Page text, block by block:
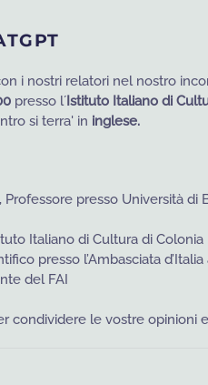
i nostri relatori nel nostro
presso l´Istituto Italiano di
si terra' in inglese.
Professore presso Università di
Italiano di Cultura di Colonia
presso l’Ambasciata
del FAI
condividere le vostre opinioni